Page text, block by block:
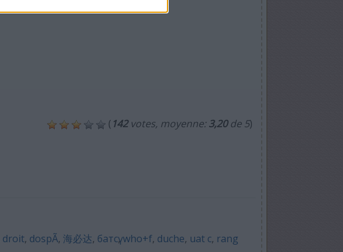
( 142votes, moyenne:3,20de 5)
droit, dospÃ, 海必达, батсү,who+f, duche, uat c, rang